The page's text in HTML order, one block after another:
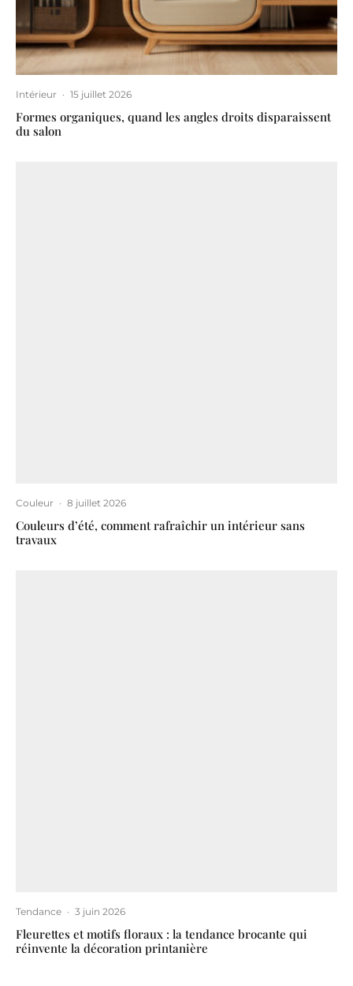
Intérieur · 15 juillet 2026
Formes organiques, quand les angles droits disparaissent
du salon
Couleur · 8 juillet 2026
Couleurs d’été, comment rafraîchir un intérieur sans
travaux
Tendance · 3 juin 2026
Fleurettes et motifs floraux : la tendance brocante qui
réinvente la décoration printanière